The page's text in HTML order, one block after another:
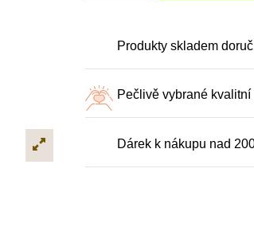
Produkty skladem
Pečlivě vybrané kvalitní
Dárek k nákupu nad